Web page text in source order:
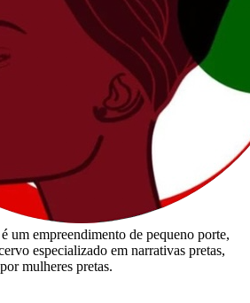
um empreendimento de pequeno porte,
especializado em narrativas pretas,
mulheres pretas.